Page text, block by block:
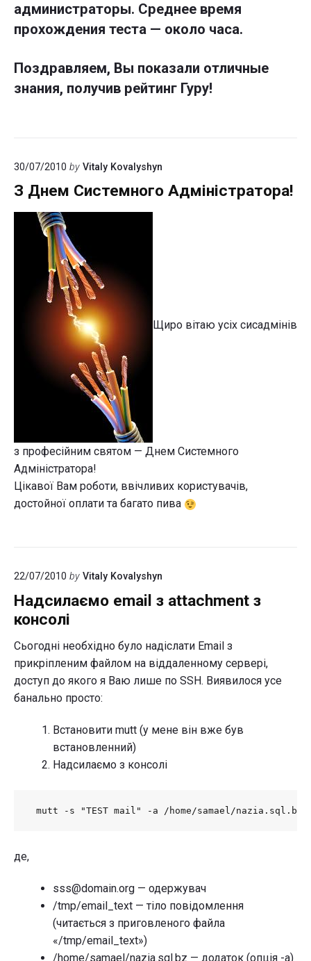
администраторы. Среднее время
прохождения теста — около часа.
Поздравляем, Вы показали отличные
знания, получив рейтинг Гуру!
30/07/2010 by Vitaly Kovalyshyn
З Днем Системного Адміністратора!
Щиро вітаю усіх сисадмінів
з професійним святом — Днем Системного
Адміністратора!
Цікавої Вам роботи, ввічливих користувачів,
достойної оплати та багато пива
22/07/2010 by Vitaly Kovalyshyn
Надсилаємо email з attachment з
консолі
Сьогодні необхідно було надіслати Email з
прикріпленим файлом на віддаленному сервері,
доступ до якого я Ваю лише по SSH. Виявилося усе
банально просто:
Встановити mutt (у мене він вже був
встановленний)
Надсилаємо з консолі
mutt -s "TEST mail" -a /home/samael/nazia.sql.bz
де,
sss@domain.org — одержувач
/tmp/email_text — тіло повідомлення
(читається з приговленого файла
«/tmp/email_text»)
/home/samael/nazia.sql.bz — додаток (опція -a)